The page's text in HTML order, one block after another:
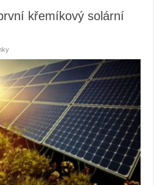
křemíkový solární